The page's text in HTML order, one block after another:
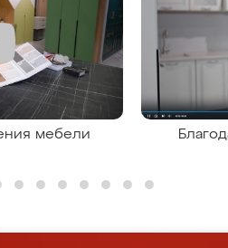
мебели